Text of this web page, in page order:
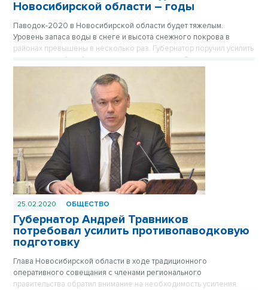
Новосибирской области – годы
Паводок-2020 в Новосибирской области будет тяжелым.
Уровень запаса воды в снеге и высота снежного покрова в
районах превышены в несколько раз. Губернатор поручил усилить
подготовку к борьбе с весенним половодьем. Самые сильные
25.02.2020 ОБЩЕСТВО
Губернатор Андрей Травников
потребовал усилить противопаводковую
подготовку
Глава Новосибирской области в ходе традиционного
оперативного совещания с членами регионального
правительства обратил внимание на необходимость усиления